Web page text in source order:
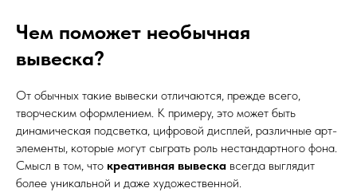
Чем поможет необычная
вывеска?
От обычных такие вывески отличаются, прежде всего,
творческим оформлением. К примеру, это может быть
динамическая подсветка, цифровой дисплей, различные арт-
элементы, которые могут сыграть роль нестандартного фона.
Смысл в том, что креативная вывеска всегда выглядит
более уникальной и даже художественной.